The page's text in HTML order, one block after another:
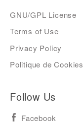
GNU/GPL License
Terms of Use
Privacy Policy
Politique de Cookies
Follow Us
Facebook